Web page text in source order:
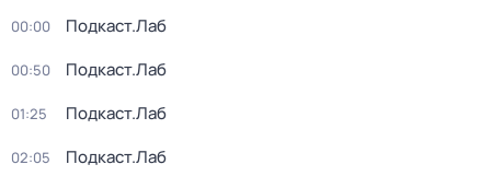
00:00 Подкаст.Лаб
00:50 Подкаст.Лаб
01:25 Подкаст.Лаб
02:05 Подкаст.Лаб